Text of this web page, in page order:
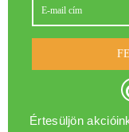
Értesüljön